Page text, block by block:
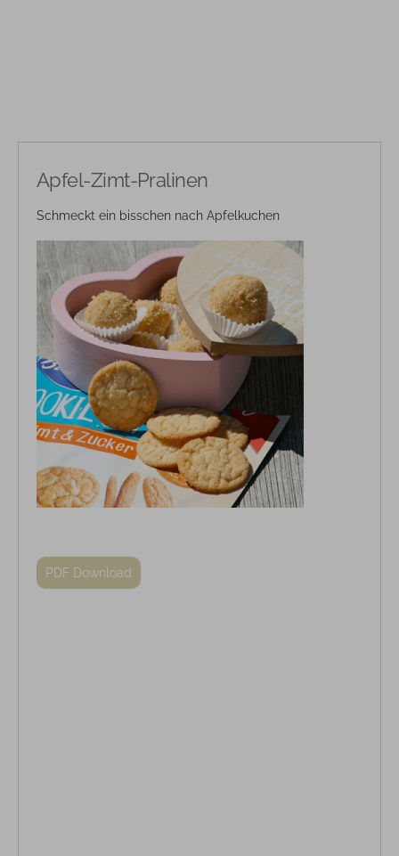
Apfel-Zimt-Pralinen
Schmeckt ein bisschen nach Apfelkuchen
PDF Download